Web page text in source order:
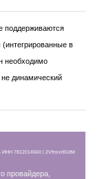
поддерживаются
в
необходимо
динамический
7812014560 | 2Vfnxxr81dM
провайдера,